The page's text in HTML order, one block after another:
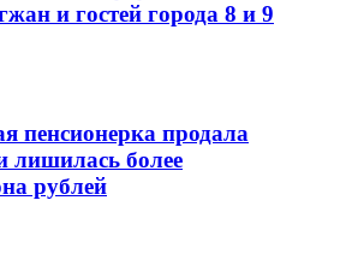
и гостей города 8 и 9
пенсионерка продала
лишилась более
рублей